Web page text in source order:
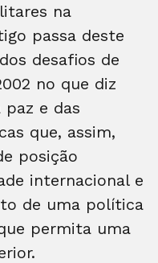
na
passa deste
desafios de
no que diz
paz e das
que, assim,
posição
internacional e
de uma política
permita uma